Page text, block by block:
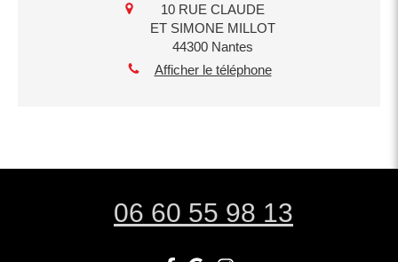
10 RUE CLAUDE
ET SIMONE MILLOT
44300 Nantes
Afficher le téléphone
06 60 55 98 13